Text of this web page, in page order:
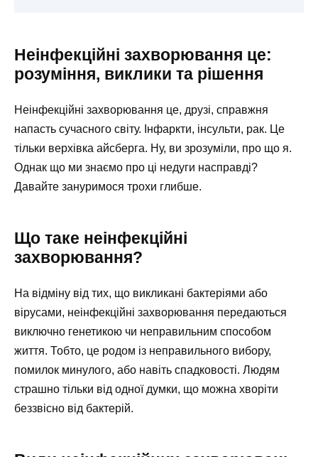
Неінфекційні захворювання це:
розуміння, виклики та рішення
Неінфекційні захворювання це, друзі, справжня
напасть сучасного світу. Інфаркти, інсульти, рак. Це
тільки верхівка айсберга. Ну, ви зрозуміли, про що я.
Однак що ми знаємо про ці недуги насправді?
Давайте зануримося трохи глибше.
Що таке неінфекційні
захворювання?
На відміну від тих, що викликані бактеріями або
вірусами, неінфекційні захворювання передаються
виключно генетикою чи неправильним способом
життя. Тобто, це родом із неправильного вибору,
помилок минулого, або навіть спадковості. Людям
страшно тільки від одної думки, що можна хворіти
беззвісно від бактерій.